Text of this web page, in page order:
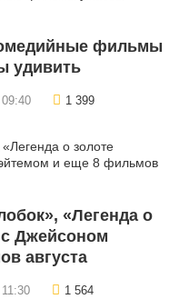
фильмы
удивить
1 399
«Легенда о
Джейсоном
августа
1 564